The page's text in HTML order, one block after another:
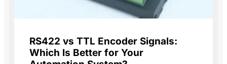
RS422 vs TTL Encoder Signals:
Which Is Better for Your